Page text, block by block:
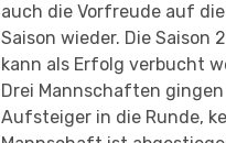
auch die Vorfreude auf
Saison wieder. Die Saison
kann als Erfolg verbucht
Drei Mannschaften gingen
Aufsteiger in die Runde,